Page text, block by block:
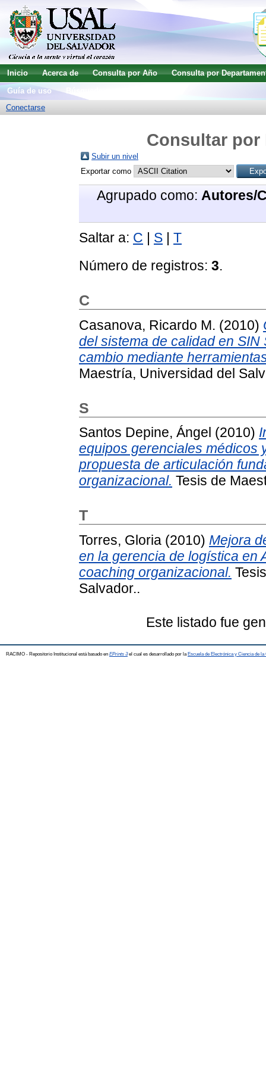
Inicio Acerca de Consulta por Año
Consulta por
Guía de uso
Conectarse
Consultar
Subir un nivel
Exportar como
Agrupado como: Autores/
Saltar a: C | S | T
Número de registros: 3.
C
Casanova, Ricardo M. (2010)
del sistema de calidad en
cambio mediante
Maestría, Universidad del
S
Santos Depine, Ángel (2010)
equipos gerenciales médicos
propuesta de articulación
organizacional. Tesis de
T
Torres, Gloria (2010) Mejora
en la gerencia de logística en
coaching organizacional.
Salvador..
Este listado fue
RACIMO - Repositorio Institucional está basado en EPrints 3el cual es desarrollado por la Escuela de Electrónica y Ciencia de la